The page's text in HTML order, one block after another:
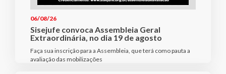
06/08/26
Sisejufe convoca Assembleia Geral
Extraordinária, no dia 19 de agosto
Faça sua inscrição para a Assembleia, que terá como pauta a
avaliação das mobilizações